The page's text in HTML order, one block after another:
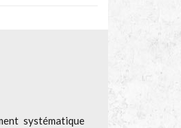
systématique